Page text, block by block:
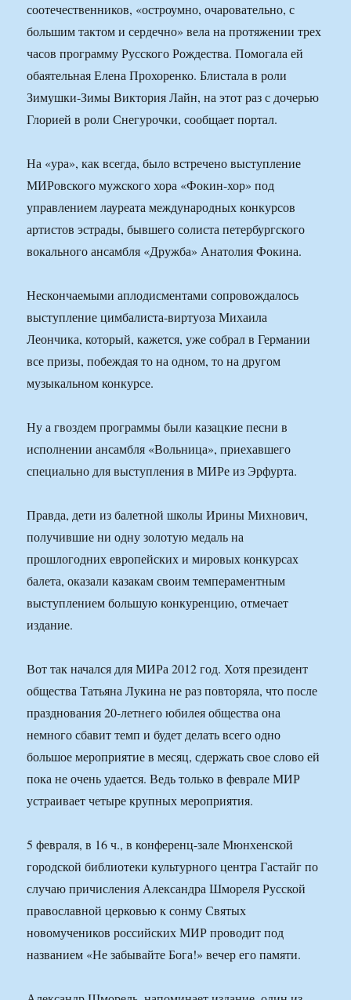
соотечественников, «остроумно, очаровательно, с
большим тактом и сердечно» вела на протяжении трех
часов программу Русского Рождества. Помогала ей
обаятельная Елена Прохоренко. Блистала в роли
Зимушки-Зимы Виктория Лайн, на этот раз с дочерью
Глорией в роли Снегурочки, сообщает портал.
На «ура», как всегда, было встречено выступление
МИРовского мужского хора «Фокин-хор» под
управлением лауреата международных конкурсов
артистов эстрады, бывшего солиста петербургского
вокального ансамбля «Дружба» Анатолия Фокина.
Нескончаемыми аплодисментами сопровождалось
выступление цимбалиста-виртуоза Михаила
Леончика, который, кажется, уже собрал в Германии
все призы, побеждая то на одном, то на другом
музыкальном конкурсе.
Ну а гвоздем программы были казацкие песни в
исполнении ансамбля «Вольница», приехавшего
специально для выступления в МИРе из Эрфурта.
Правда, дети из балетной школы Ирины Михнович,
получившие ни одну золотую медаль на
прошлогодних европейских и мировых конкурсах
балета, оказали казакам своим темпераментным
выступлением большую конкуренцию, отмечает
издание.
Вот так начался для МИРа 2012 год. Хотя президент
общества Татьяна Лукина не раз повторяла, что после
празднования 20-летнего юбилея общества она
немного сбавит темп и будет делать всего одно
большое мероприятие в месяц, сдержать свое слово ей
пока не очень удается. Ведь только в феврале МИР
устраивает четыре крупных мероприятия.
5 февраля, в 16 ч., в конференц-зале Мюнхенской
городской библиотеки культурного центра Гастайг по
случаю причисления Александра Шмореля Русской
православной церковью к сонму Святых
новомучеников российских МИР проводит под
названием «Не забывайте Бога!» вечер его памяти.